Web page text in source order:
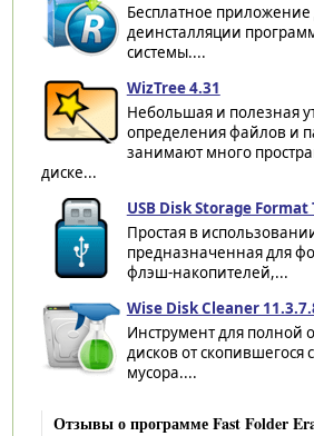
Бесплатное приложение
деинсталляции
системы....
WizTree 4.31
Небольшая и полезная
определения файлов и
занимают много
диске...
USB Disk Storage Format
Простая в
предназначенная для
флэш-накопителей,...
Wise Disk Cleaner
Инструмент для полной
дисков от скопившегося
мусора....
Отзывы о программе Fast Folder